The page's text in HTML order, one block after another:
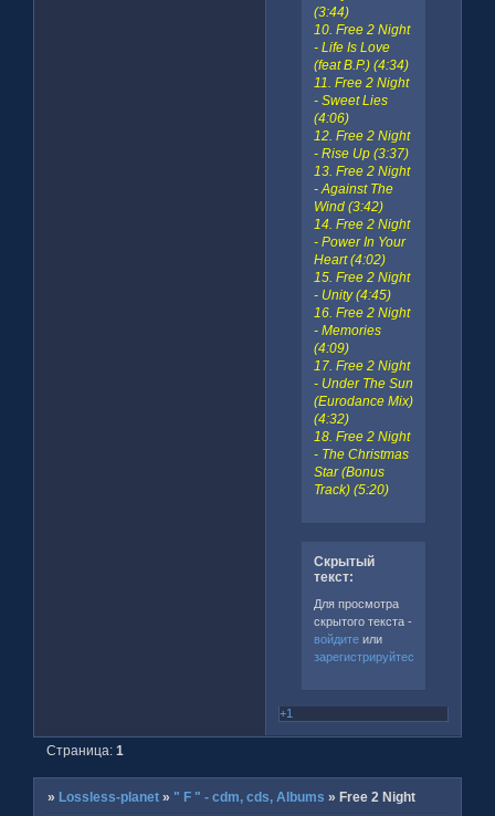
(3:44)
10. Free 2 Night
- Life Is Love
(feat B.P.) (4:34)
11. Free 2 Night
- Sweet Lies
(4:06)
12. Free 2 Night
- Rise Up (3:37)
13. Free 2 Night
- Against The
Wind (3:42)
14. Free 2 Night
- Power In Your
Heart (4:02)
15. Free 2 Night
- Unity (4:45)
16. Free 2 Night
- Memories
(4:09)
17. Free 2 Night
- Under The Sun
(Eurodance Mix)
(4:32)
18. Free 2 Night
- The Christmas
Star (Bonus
Track) (5:20)
Скрытый
текст:
Для просмотра
скрытого текста -
войдитеили
зарегистрируйтесь
+1
Страница:1
»Lossless-planet » " F " - cdm, cds, Albums »Free 2 Night